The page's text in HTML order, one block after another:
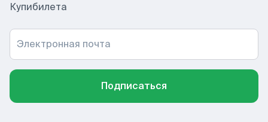
Купибилета
Электронная почта
Подписаться